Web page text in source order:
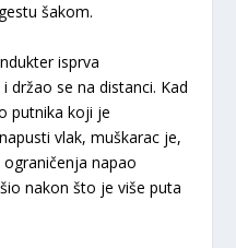
šakom.
isprva
držao se na distanci. Kad
putnika koji je
vlak, muškarac je,
napao
nakon što je više puta